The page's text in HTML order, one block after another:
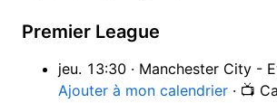
Premier League
jeu. 13:30 · Manchester City -
Ajouter à mon calendrier · 📺